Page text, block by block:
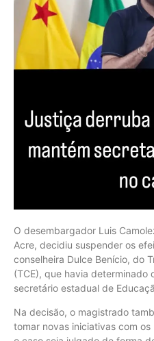
O desembargador Luis
Acre, decidiu suspender os
conselheira Dulce Benício, do
(TCE), que havia
secretário estadual de
Na decisão, o magistrado
tomar novas iniciativas com